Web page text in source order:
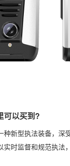
可以买到?
种新型执法装备，深
实时监督和规范执法